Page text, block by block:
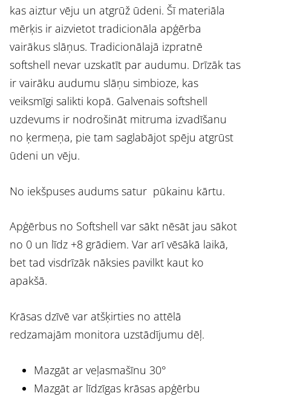
kas aiztur vēju un atgrūž ūdeni. Šī materiāla
mērķis ir aizvietot tradicionāla apģērba
vairākus slāņus. Tradicionālajā izpratnē
softshell nevar uzskatīt par audumu. Drīzāk tas
ir vairāku audumu slāņu simbioze, kas
veiksmīgi salikti kopā. Galvenais softshell
uzdevums ir nodrošināt mitruma izvadīšanu
no ķermeņa, pie tam saglabājot spēju atgrūst
ūdeni un vēju.
No iekšpuses audums satur pūkainu kārtu.
Apģērbus no Softshell var sākt nēsāt jau sākot
no 0 un līdz +8 grādiem. Var arī vēsākā laikā,
bet tad visdrīzāk nāksies pavilkt kaut ko
apakšā.
Krāsas dzīvē var atšķirties no attēlā
redzamajām monitora uzstādījumu dēļ.
Mazgāt ar veļasmašīnu 30°
Mazgāt ar līdzīgas krāsas apģērbu